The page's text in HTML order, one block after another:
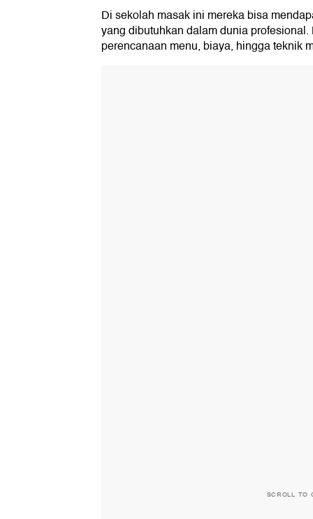
Di sekolah masak ini mereka bisa
yang dibutuhkan dalam dunia
perencanaan menu, biaya, hingga teknik
SCROLL TO